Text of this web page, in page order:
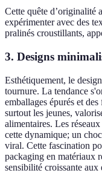
Cette quête d’originalité
expérimenter avec des
pralinés croustillants,
3. Designs
Esthétiquement, le
tournure. La tendance
emballages épurés et
surtout les jeunes,
alimentaires. Les
cette dynamique; un
viral. Cette fascination
packaging en matériaux
sensibilité croissante aux